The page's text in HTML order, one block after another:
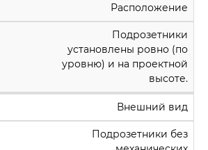
Расположение
Подрозетники
установлены ровно (по
уровню) и на проектной
высоте.
Внешний вид
Подрозетники без